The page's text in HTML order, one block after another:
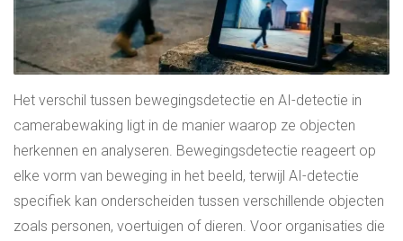
Het verschil tussen bewegingsdetectie en AI-detectie in
camerabewaking ligt in de manier waarop ze objecten
herkennen en analyseren. Bewegingsdetectie reageert op
elke vorm van beweging in het beeld, terwijl AI-detectie
specifiek kan onderscheiden tussen verschillende objecten
zoals personen, voertuigen of dieren. Voor organisaties die